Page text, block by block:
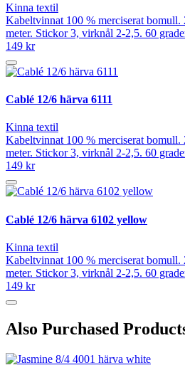
Kinna textil
Kabeltvinnat 100 % merciserat bomull.
meter. Stickor 3, virknål 2-2,5. 60
149 kr
Cablé 12/6 härva 6111
Kinna textil
Kabeltvinnat 100 % merciserat bomull.
meter. Stickor 3, virknål 2-2,5. 60
149 kr
Cablé 12/6 härva 6102 yellow
Kinna textil
Kabeltvinnat 100 % merciserat bomull.
meter. Stickor 3, virknål 2-2,5. 60
149 kr
Also Purchased